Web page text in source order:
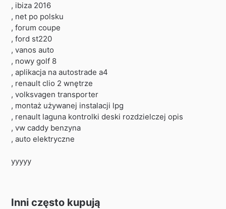
, ibiza 2016
, net po polsku
, forum coupe
, ford st220
, vanos auto
, nowy golf 8
, aplikacja na autostrade a4
, renault clio 2 wnętrze
, volksvagen transporter
, montaż używanej instalacji lpg
, renault laguna kontrolki deski rozdzielczej opis
, vw caddy benzyna
, auto elektryczne
yyyyy
Inni często kupują